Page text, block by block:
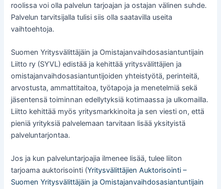
roolissa voi olla palvelun tarjoajan ja ostajan välinen suhde.
Palvelun tarvitsijalla tulisi siis olla saatavilla useita
vaihtoehtoja.
Suomen Yritysvälittäjäin ja Omistajanvaihdosasiantuntijain
Liitto ry (SYVL) edistää ja kehittää yritysvälittäjien ja
omistajanvaihdosasiantuntijoiden yhteistyötä, perinteitä,
arvostusta, ammattitaitoa, työtapoja ja menetelmiä sekä
jäsentensä toiminnan edellytyksiä kotimaassa ja ulkomailla.
Liitto kehittää myös yritysmarkkinoita ja sen viesti on, että
pieniä yrityksiä palvelemaan tarvitaan lisää yksityistä
palveluntarjontaa.
Jos ja kun palveluntarjoajia ilmenee lisää, tulee liiton
tarjoama auktorisointi (Yritysvälittäjien Auktorisointi –
Suomen Yritysvälittäjäin ja Omistajanvaihdosasiantuntijain